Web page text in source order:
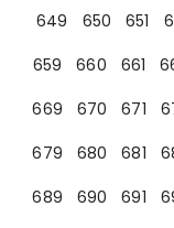
649
650 651
659
660 661
669
670 671
679
680 681
689
690 691